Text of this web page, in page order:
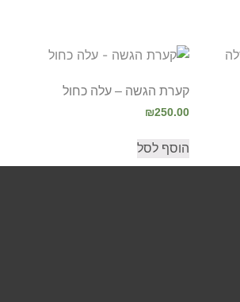
קערת הגשה – עלה כחול
₪250.00
הוסף לסל